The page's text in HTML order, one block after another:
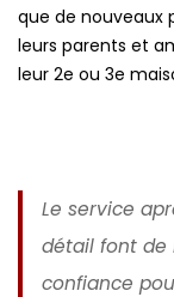
que de nouveaux
leurs parents et
leur 2e ou 3e
Le service
détail font de
confiance